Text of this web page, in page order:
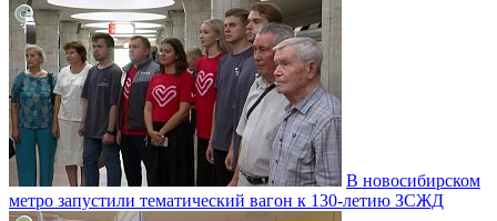
В новосибирском
метро запустили тематический вагон к 130-летию ЗСЖД